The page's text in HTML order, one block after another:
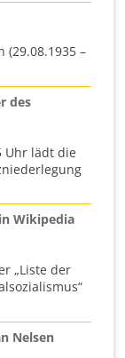
–
des
Uhr lädt die
Wikipedia
„Liste der
Nelsen